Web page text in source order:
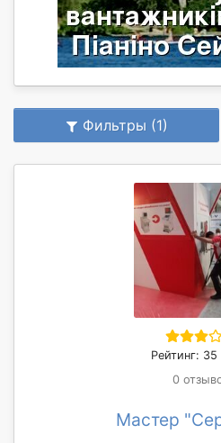
Фильтры (1)
Рейтинг: 35
0
Мастер